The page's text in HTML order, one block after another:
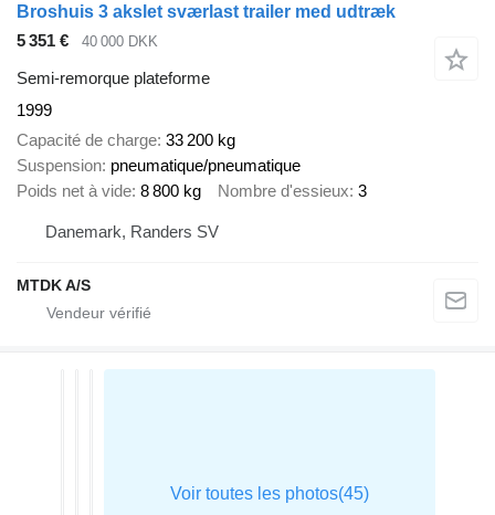
Broshuis 3 akslet sværlast trailer med udtræk
5 351 €
40 000 DKK
Semi-remorque plateforme
1999
Capacité de charge 33 200 kg
Suspension pneumatique/pneumatique
Poids net à vide 8 800 kg Nombre d'essieux 3
Danemark, Randers SV
MTDK A/S